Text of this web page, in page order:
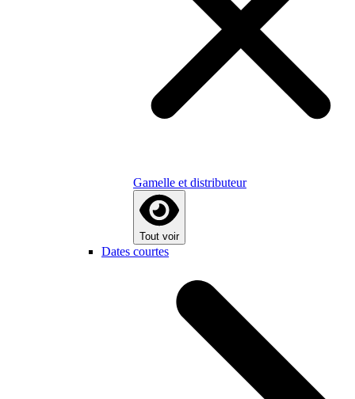
Gamelle et distributeur
Tout voir
Dates courtes